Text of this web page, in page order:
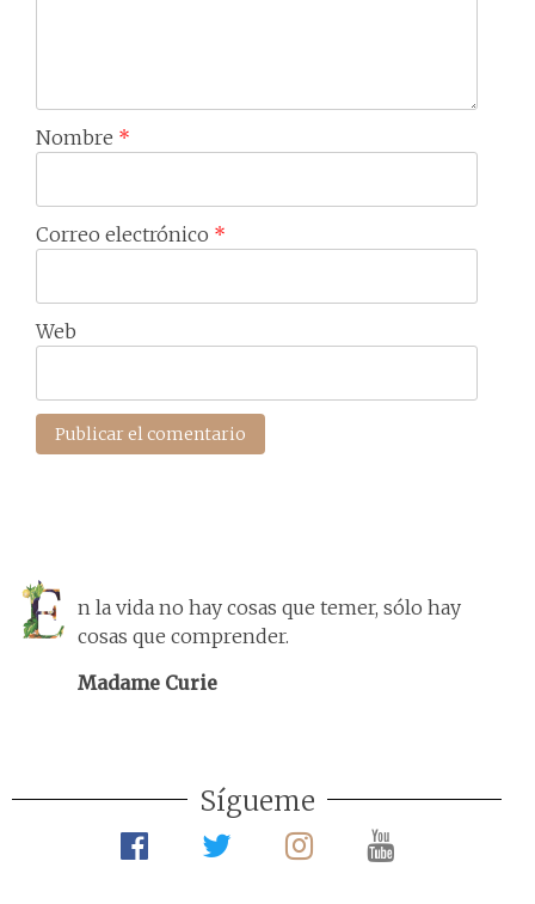
Nombre *
Correo electrónico *
Web
n la vida no hay cosas que temer, sólo hay
cosas que comprender.
Madame Curie
Sígueme